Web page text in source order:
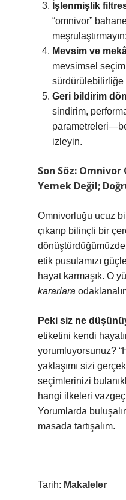
İşlenmişlik
“omnivor”
Mevsim ve
mevsimsel
sürdürülebilirliğe
Geri bildirim
sindirim,
izleyin.
Son Söz:
Yemek Değil;
Omnivorluğu ucuz
çıkarıp bilinçli bir
dönüştürdüğümüzde,
etik pusulamızı
hayat karmaşık. O
kararlara
Peki siz ne
etiketini kendi
yorumluyorsunuz?
yaklaşımı sizi
seçimlerinizi
hangi ilkeleri
Yorumlarda
masada tartışalım.
Tarih: Makaleler